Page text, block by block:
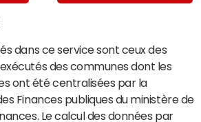
dans ce service sont ceux des
des communes dont les
ont été centralisées par la
Finances publiques du ministère de
Le calcul des données par